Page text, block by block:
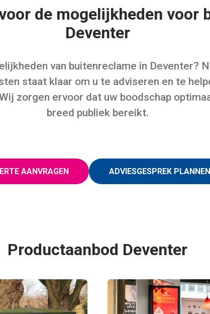
de mogelijkheden voor
Deventer
van buitenreclame in Deventer?
staat klaar om u te adviseren en te
zorgen ervoor dat uw boodschap
breed publiek bereikt.
AANVRAGEN ADVIESGESPREK PLANNEN
Productaanbod Deventer